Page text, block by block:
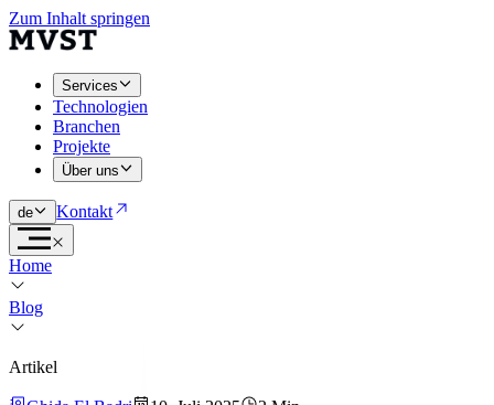
Zum Inhalt springen
Services
Technologien
Branchen
Projekte
Über uns
de Kontakt
Home
Blog
Artikel